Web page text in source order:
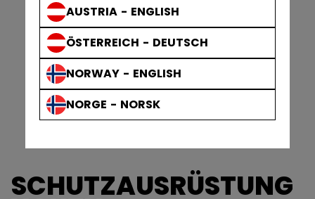
AUSTRIA - ENGLISH
ÖSTERREICH - DEUTSCH
NORWAY - ENGLISH
NORGE - NORSK
SCHUTZAUSRÜSTUNG